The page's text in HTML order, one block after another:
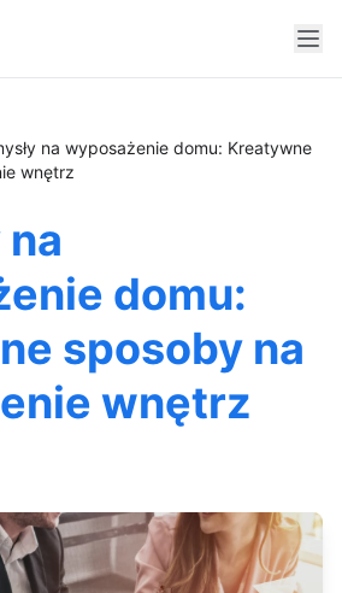
na wyposażenie domu: Kreatywne
wnętrz
na
domu:
sposoby na
wnętrz